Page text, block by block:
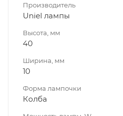
Производитель
Uniel лампы
Высота, мм
40
Ширина, мм
10
Форма лампочки
Колба